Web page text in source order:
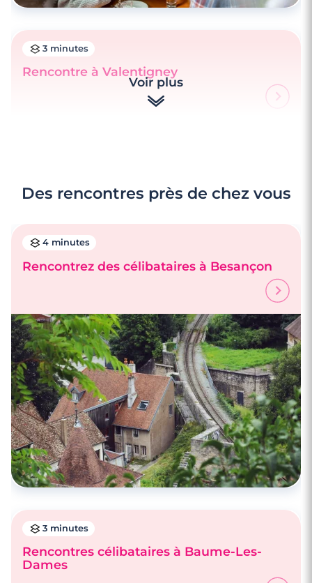
3 minutes
Rencontre à Valentigney
3 minutes
Rencontre à Valdahon
Voir plus
Des rencontres près de chez vous
4 minutes
Rencontrez des célibataires à Besançon
3 minutes
Rencontres célibataires à Baume-Les-
Dames